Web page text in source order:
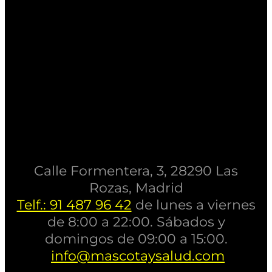
Calle Formentera, 3, 28290 Las
Rozas, Madrid
Telf.: 91 487 96 42 de lunes a viernes
de 8:00 a 22:00. Sábados y
domingos de 09:00 a 15:00.
info@mascotaysalud.com